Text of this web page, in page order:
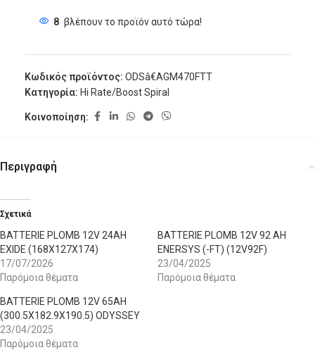
8 βλέπουν το προϊόν αυτό τώρα!
Κωδικός προϊόντος: ODSâ€AGM470FTT
Κατηγορία: Hi Rate/Boost Spiral
Κοινοποίηση:
Περιγραφή
Σχετικά
BATTERIE PLOMB 12V 24AH
EXIDE (168X127X174)
17/07/2026
Παρόμοια θέματα
BATTERIE PLOMB 12V 92 AH
ENERSYS (-FT) (12V92F)
23/04/2025
Παρόμοια θέματα
BATTERIE PLOMB 12V 65AH
(300.5X182.9X190.5) ODYSSEY
23/04/2025
Παρόμοια θέματα